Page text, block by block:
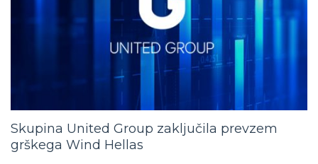
Skupina United Group zaključila prevzem
grškega Wind Hellas